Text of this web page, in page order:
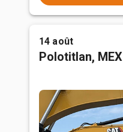
14 août
Polotitlan, MEX